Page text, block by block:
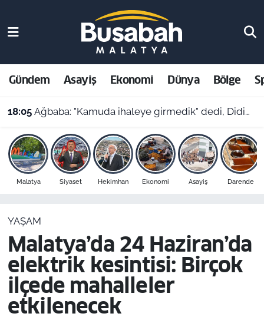
Gündem Asayiş Ekonomi Dünya Bölge
18:05 Ağbaba: "Kamuda ihaleye girmedik" dedi, Didim'deki eski ihale iddiaları yeniden gündeme geldi
Malatya Siyaset Hekimhan Ekonomi Asayiş Darende
YAŞAM
Malatya’da 24 Haziran’da
elektrik kesintisi: Birçok
ilçede mahalleler
etkilenecek
Asayiş
Ekonomi
Dünya
Bölge
Resmi İlanlar
Malatya Nöbetçi Eczaneler
Malatya Hava Durumu
Malatya Namaz Vakitleri
Malatya Trafik Yoğunluk Haritası
Süper Lig Puan Durumu ve Fikstür
Son Dakika Haberleri
Haber Arşivi